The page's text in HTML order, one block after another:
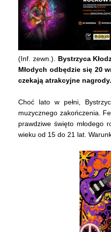
(Inf. zewn.). Bystrzyca
Młodych odbędzie się 20
czekają atrakcyjne nagrody.
Choć lato w pełni,
muzycznego zakończenia.
prawdziwe święto młodego
wieku od 15 do 21 lat.